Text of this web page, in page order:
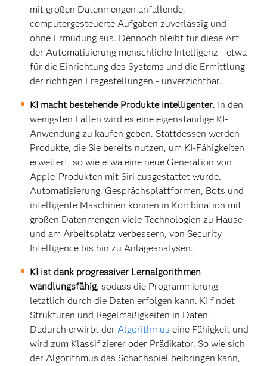
mit großen Datenmengen anfallende,
computergesteuerte Aufgaben zuverlässig und
ohne Ermüdung aus. Dennoch bleibt für diese Art
der Automatisierung menschliche Intelligenz - etwa
für die Einrichtung des Systems und die Ermittlung
der richtigen Fragestellungen - unverzichtbar.
KI macht bestehende Produkte intelligenter. In den
wenigsten Fällen wird es eine eigenständige KI-
Anwendung zu kaufen geben. Stattdessen werden
Produkte, die Sie bereits nutzen, um KI-Fähigkeiten
erweitert, so wie etwa eine neue Generation von
Apple-Produkten mit Siri ausgestattet wurde.
Automatisierung, Gesprächsplattformen, Bots und
intelligente Maschinen können in Kombination mit
großen Datenmengen viele Technologien zu Hause
und am Arbeitsplatz verbessern, von Security
Intelligence bis hin zu Anlageanalysen.
KI ist dank progressiver Lernalgorithmen
wandlungsfähig, sodass die Programmierung
letztlich durch die Daten erfolgen kann. KI findet
Strukturen und Regelmäßigkeiten in Daten.
Dadurch erwirbt derAlgorithmus eine Fähigkeit und
wird zum Klassifizierer oder Prädikator. So wie sich
der Algorithmus das Schachspiel beibringen kann,